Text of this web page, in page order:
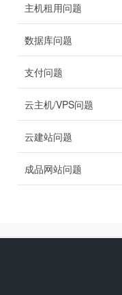
主机租用问题
数据库问题
支付问题
云主机/VPS问题
云建站问题
成品网站问题